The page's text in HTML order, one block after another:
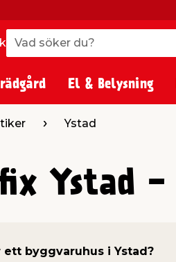
Vad söker du?
Vad söker du?
El & Belysning
Ystad
Ystad -
byggvaruhus i Ystad?